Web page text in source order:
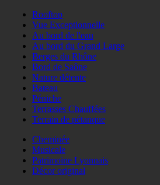
Rooftop
Vue Exceptionnelle
Au bord de l'eau
Au bord du Grand Large
Berges du Rhône
Bord de Saône
Nature détente
Bateau
Péniche
Terrasses Chauffées
Terrain de pétanque
Cheminée
Musicale
Patrimoine Lyonnais
Décor original